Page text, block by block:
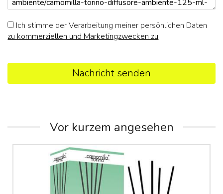
Ich stimme der Verarbeitung meiner persönlichen Daten
zu kommerziellen und Marketingzwecken zu
Nachricht senden
Vor kurzem angesehen